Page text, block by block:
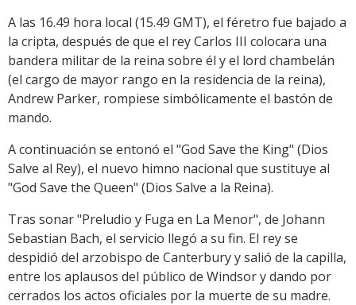
A las 16.49 hora local (15.49 GMT), el féretro fue bajado a
la cripta, después de que el rey Carlos III colocara una
bandera militar de la reina sobre él y el lord chambelán
(el cargo de mayor rango en la residencia de la reina),
Andrew Parker, rompiese simbólicamente el bastón de
mando.
A continuación se entonó el "God Save the King" (Dios
Salve al Rey), el nuevo himno nacional que sustituye al
"God Save the Queen" (Dios Salve a la Reina).
Tras sonar "Preludio y Fuga en La Menor", de Johann
Sebastian Bach, el servicio llegó a su fin. El rey se
despidió del arzobispo de Canterbury y salió de la capilla,
entre los aplausos del público de Windsor y dando por
cerrados los actos oficiales por la muerte de su madre.